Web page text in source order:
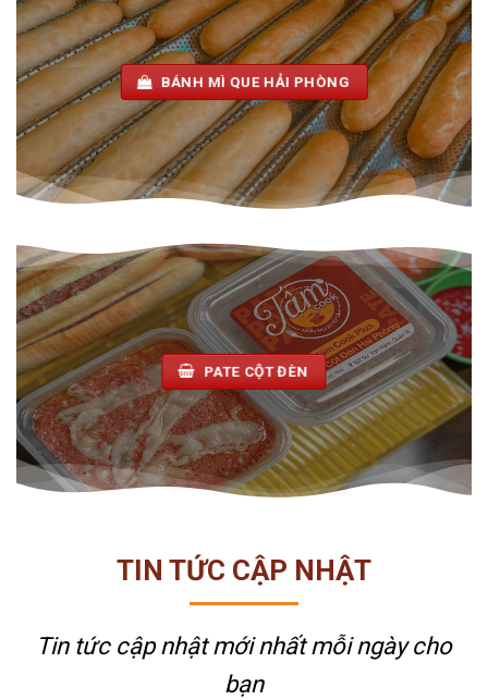
BÁNH MÌ QUE HẢI PHÒNG
PATE CỘT ĐÈN
TIN TỨC CẬP NHẬT
Tin tức cập nhật mới nhấtmỗi ngày cho
bạn